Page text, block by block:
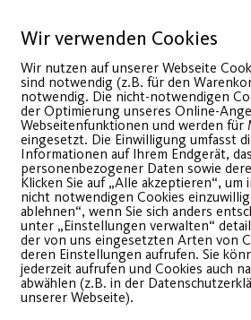
und Aqua
Kurse ab heute
heute gehen alle unsere
für die nächste
online!
WEITERLESEN
Wir verwenden Cookies
Wir nutzen auf unserer Webseite
sind notwendig (z.B. für den
notwendig. Die nicht-notwendigen
der Optimierung unseres Online-
Webseitenfunktionen und werden für
eingesetzt. Die Einwilligung umfasst
Informationen auf Ihrem Endgerät,
personenbezogener Daten sowie
Klicken Sie auf „Alle akzeptieren“, um
nicht notwendigen Cookies
ablehnen“, wenn Sie sich anders
unter „Einstellungen verwalten“
der von uns eingesetzten Arten von
deren Einstellungen aufrufen. Sie
jederzeit aufrufen und Cookies auch
abwählen (z.B. in der
unserer Webseite).